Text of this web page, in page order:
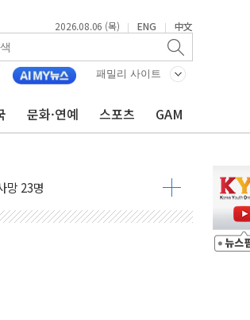
2026.08.06 (목) | ENG | 中文
패밀리 사이트
문화·연예 스포츠 GAM
노동자 숨져
화폐 법안 처리 여부도 변수
여기서 상주"
'
력 가른다